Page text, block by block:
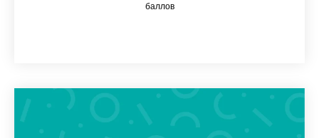
баллов